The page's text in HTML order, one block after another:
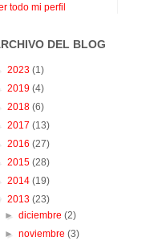
todo mi perfil
DEL BLOG
2023 (1)
2019 (4)
2018 (6)
2017 (13)
2016 (27)
2015 (28)
2014 (19)
2013 (23)
►diciembre(2)
►noviembre(3)